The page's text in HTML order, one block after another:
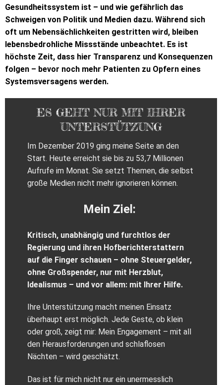
Gesundheitssystem ist – und wie gefährlich das
Schweigen von Politik und Medien dazu. Während sich
oft um Nebensächlichkeiten gestritten wird, bleiben
lebensbedrohliche Missstände unbeachtet. Es ist
höchste Zeit, dass hier Transparenz und Konsequenzen
folgen – bevor noch mehr Patienten zu Opfern eines
Systemsversagens werden.
ES GEHT NUR MIT IHRER
UNTERSTÜTZUNG
Im Dezember 2019 ging meine Seite an den
Start. Heute erreicht sie bis zu 53,7 Millionen
Aufrufe im Monat. Sie setzt Themen, die selbst
große Medien nicht mehr ignorieren können.
Mein Ziel:
Kritisch, unabhängig und furchtlos der
Regierung und ihren Hofberichterstattern
auf die Finger schauen – ohne Steuergelder,
ohne Großspender, nur mit Herzblut,
Idealismus – und vor allem: mit Ihrer Hilfe.
Ihre Unterstützung macht meinen Einsatz
überhaupt erst möglich. Jede Geste, ob klein
oder groß, zeigt mir: Mein Engagement – mit all
den Herausforderungen und schlaflosen
Nächten – wird geschätzt.
Das ist für mich nicht nur ein unermesslich